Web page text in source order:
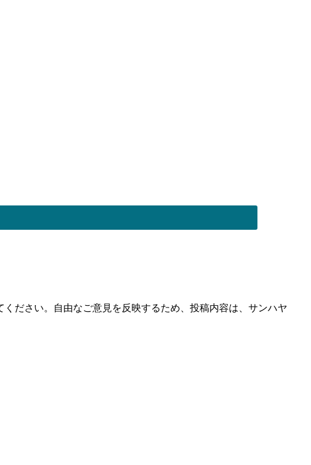
ださい。自由なご意見を反映するため、投稿内容は、サンハヤ